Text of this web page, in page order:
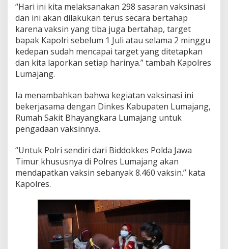
r
a
M
a
s
a
“Hari ini kita melaksanakan 298 sasaran vaksinasi
dan ini akan dilakukan terus secara bertahap
karena vaksin yang tiba juga bertahap, target
bapak Kapolri sebelum 1 Juli atau selama 2 minggu
kedepan sudah mencapai target yang ditetapkan
dan kita laporkan setiap harinya.” tambah Kapolres
Lumajang.
Ia menambahkan bahwa kegiatan vaksinasi ini
bekerjasama dengan Dinkes Kabupaten Lumajang,
Rumah Sakit Bhayangkara Lumajang untuk
pengadaan vaksinnya.
“Untuk Polri sendiri dari Biddokkes Polda Jawa
Timur khususnya di Polres Lumajang akan
mendapatkan vaksin sebanyak 8.460 vaksin.” kata
Kapolres.